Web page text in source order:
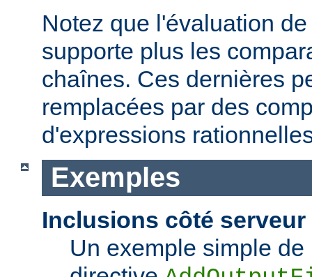
Notez que l'évaluation
supporte plus les
chaînes. Ces dernières
remplacées par des
d'expressions
Exemples
Inclusions côté serveur
Un exemple simple